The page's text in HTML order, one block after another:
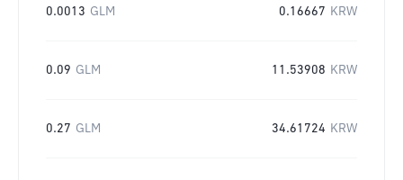
0.0013 GLM 0.16667 KRW
0.09 GLM 11.53908 KRW
0.27 GLM 34.61724 KRW